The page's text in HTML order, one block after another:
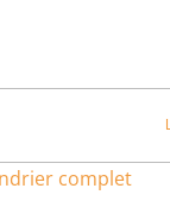
complet